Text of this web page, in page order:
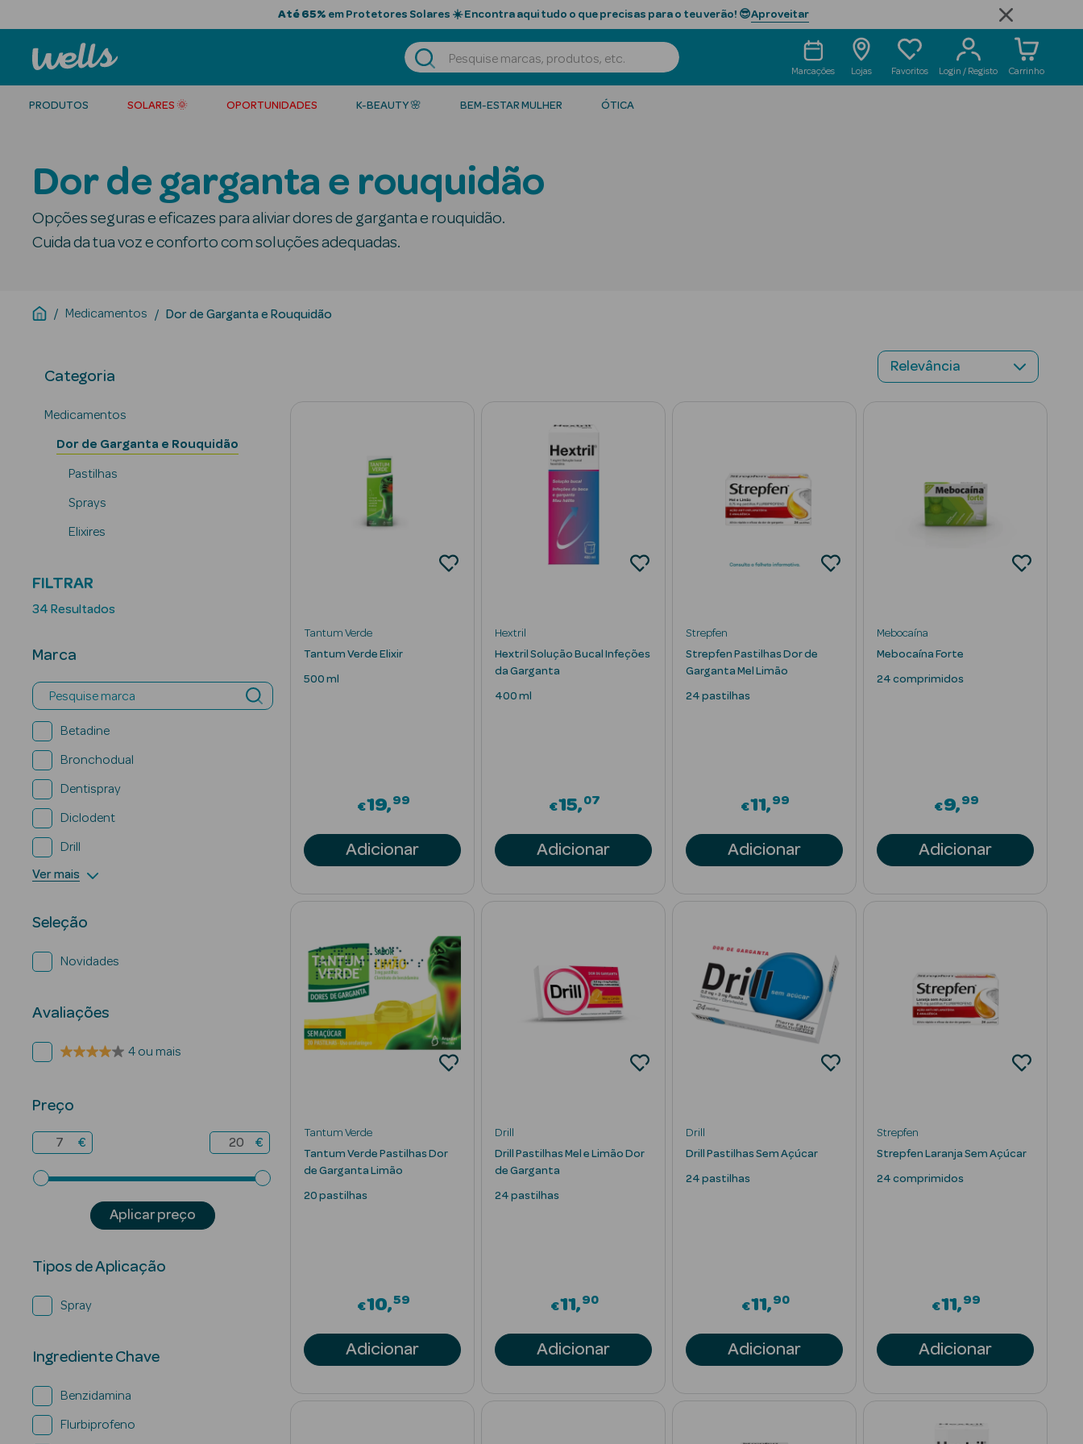
Até 65% em Protetores Solares ☀️ Encontra aqui tudo o que precisas para o teu verão! 😎Aproveitar
Marcações Lojas Favoritos Login / Registo Carrinho
PRODUTOS SOLARES 🌞 OPORTUNIDADES K-BEAUTY 🌸 BEM-ESTAR MULHER ÓTICA
Dor de garganta e rouquidão
Opções seguras e eficazes para aliviar dores de garganta e rouquidão.
Cuida da tua voz e conforto com soluções adequadas.
Medicamentos Dor de Garganta e Rouquidão
Categoria
Medicamentos
Dor de Garganta e Rouquidão
Pastilhas
Sprays
Elixires
FILTRAR
34 Resultados
Marca
Pesquise marca
Betadine
Bronchodual
Dentispray
Diclodent
Drill
Ver mais
Seleção
Novidades
Avaliações
4 ou mais
Preço
€ €
Aplicar preço
Tipos de Aplicação
Spray
Ingrediente Chave
Benzidamina
Flurbiprofeno
Tantum Verde
Tantum Verde Elixir
500 ml
€19 99
Adicionar
Hextril
Hextril Solução Bucal Infeções
da Garganta
400 ml
€15 07
Adicionar
Strepfen
Strepfen Pastilhas Dor de
Garganta Mel Limão
24 pastilhas
€11 99
Adicionar
Mebocaína
Mebocaína Forte
24 comprimidos
€9 99
Adicionar
Tantum Verde
Tantum Verde Pastilhas Dor
de Garganta Limão
20 pastilhas
€10 59
Adicionar
Drill
Drill Pastilhas Mel e Limão Dor
de Garganta
24 pastilhas
€11 90
Adicionar
Drill
Drill Pastilhas Sem Açúcar
24 pastilhas
€11 90
Adicionar
Strepfen
Strepfen Laranja Sem Açúcar
24 comprimidos
€11 99
Adicionar